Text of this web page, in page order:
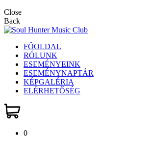
Close
Back
FŐOLDAL
RÓLUNK
ESEMÉNYEINK
ESEMÉNYNAPTÁR
KÉPGALÉRIA
ELÉRHETŐSÉG
0